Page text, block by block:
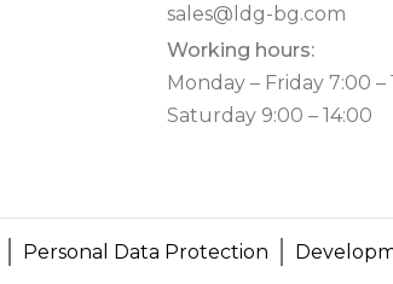
sales@ldg-bg.com
Working hours:
Monday – Friday 7:00 –
Saturday 9:00 – 14:00
Personal Data Protection